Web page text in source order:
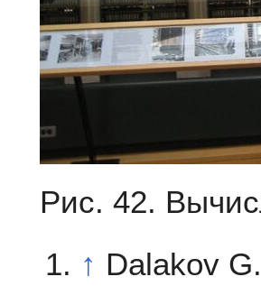
Рис. 42.
↑ Dalakov